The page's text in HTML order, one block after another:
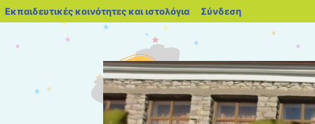
Εκπαιδευτικές κοινότητες και ιστολόγια blogs.sch.gr
Σύνδεση